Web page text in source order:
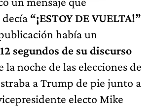
“¡ESTOY DE VUELTA!”
había un
segundos de su discurso
la noche de las elecciones de
a Trump de pie junto a
electo Mike